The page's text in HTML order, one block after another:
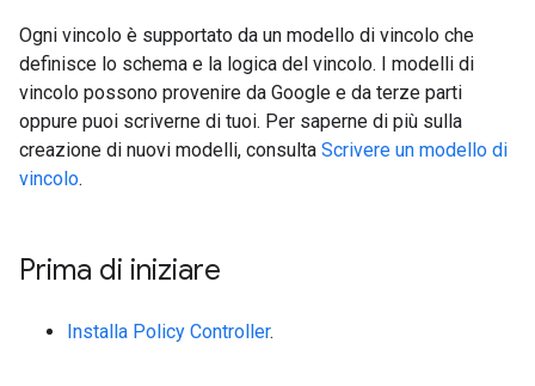
Ogni vincolo è supportato da un modello di vincolo che
definisce lo schema e la logica del vincolo. I modelli di
vincolo possono provenire da Google e da terze parti
oppure puoi scriverne di tuoi. Per saperne di più sulla
creazione di nuovi modelli, consulta Scrivere un modello di
vincolo.
Prima di iniziare
Installa Policy Controller.